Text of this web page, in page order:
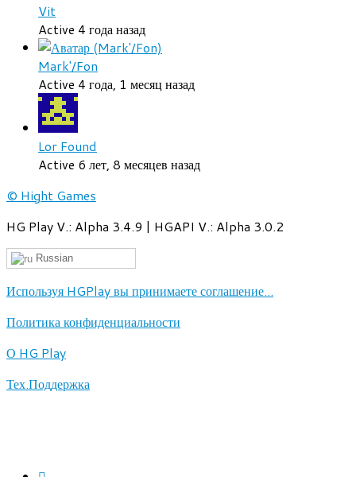
Vit
Active 4 года назад
Mark'/Fon
Active 4 года, 1 месяц назад
Lor Found
Active 6 лет, 8 месяцев назад
© Hight Games
HG Play V.: Alpha 3.4.9 | HGAPI V.: Alpha 3.0.2
Russian
Используя HGPlay вы принимаете соглашение...
Политика конфиденциальности
О HG Play
Тех.Поддержка